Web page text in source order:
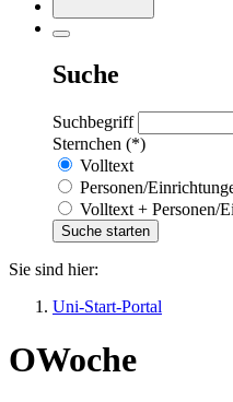
Suche
Suchbegriff
Sternchen (*)
Volltext
Personen/
Volltext + Personen/
Sie sind hier:
Uni-Start-Portal
OWoche